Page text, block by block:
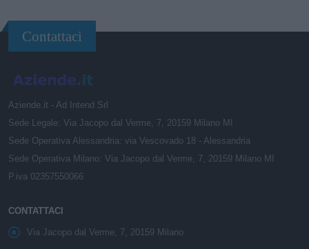
Contattaci
Aziende.it - Ad Intend Srl
Sede Legale: Via Jacopo dal Verme, 7, 20159 Milano MI
Sede Operativa Alessandria: via Vescovado 18 - Alessandria
Sede Operativa Milano: Via Jacopo dal Verme, 7, 20159 Milano MI
P.iva 02357550066
CONTATTACI
Via Jacopo dal Verme, 7, 20159 Milano